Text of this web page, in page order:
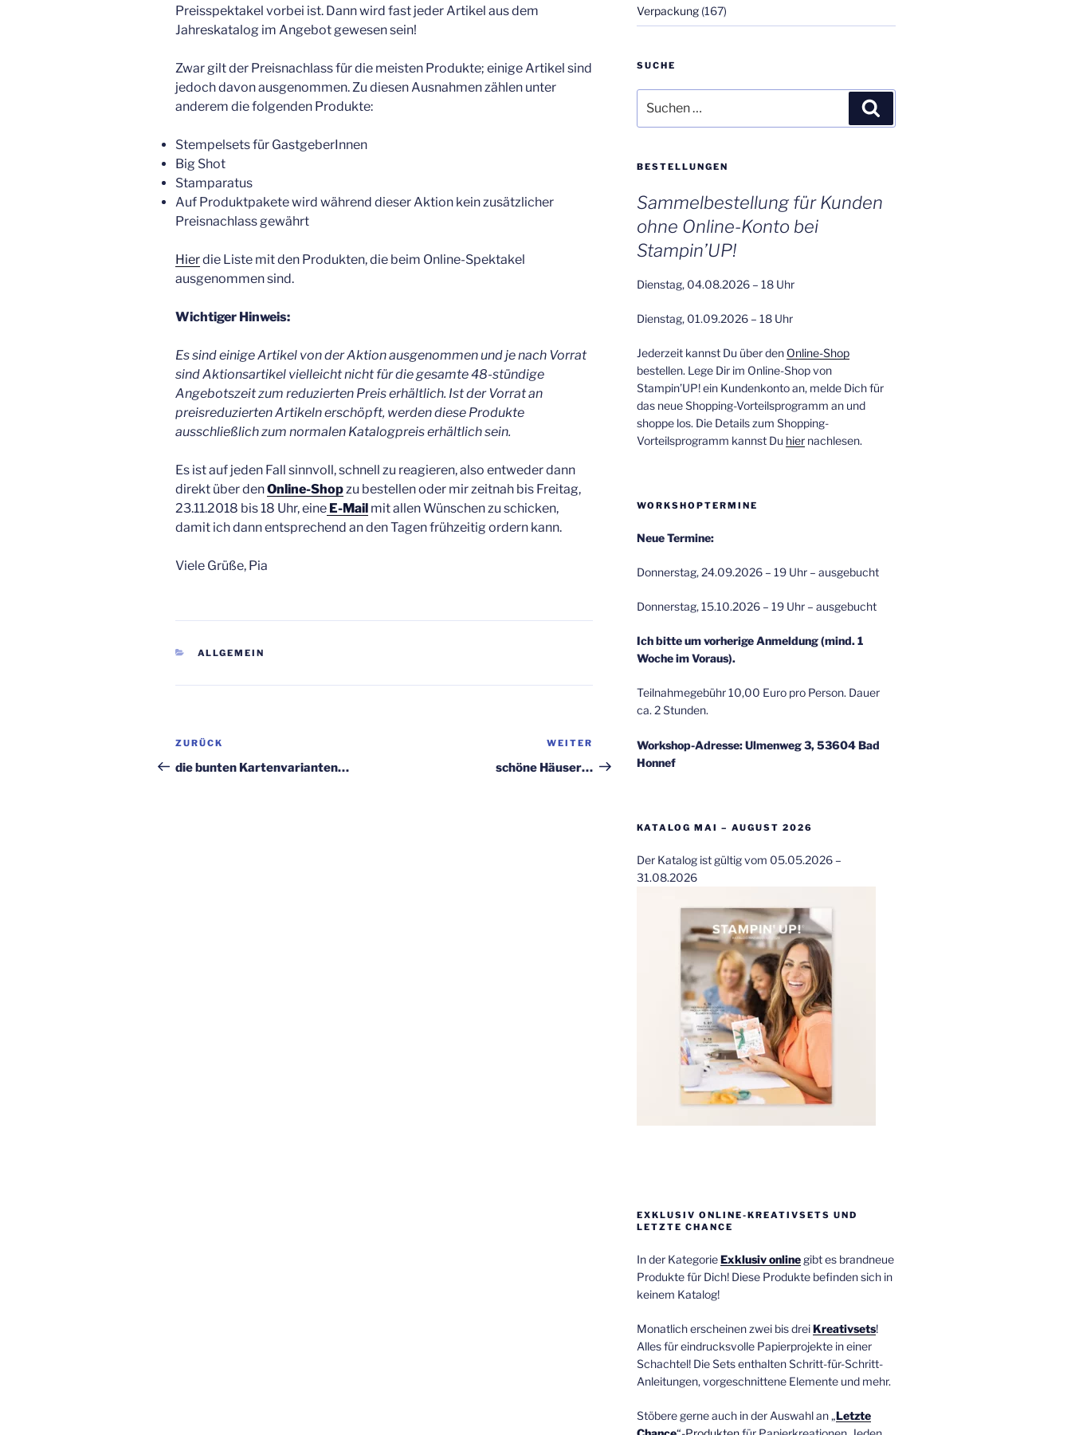
Preisspektakel vorbei ist. Dann wird fast jeder Artikel aus dem
Jahreskatalog im Angebot gewesen sein!
Zwar gilt der Preisnachlass für die meisten Produkte; einige Artikel sind
jedoch davon ausgenommen. Zu diesen Ausnahmen zählen unter
anderem die folgenden Produkte:
Stempelsets für GastgeberInnen
Big Shot
Stamparatus
Auf Produktpakete wird während dieser Aktion kein zusätzlicher
Preisnachlass gewährt
Hierdie Liste mit den Produkten, die beim Online-Spektakel
ausgenommen sind.
Wichtiger Hinweis:
Es sind einige Artikel von der Aktion ausgenommen und je nach Vorrat
sind Aktionsartikel vielleicht nicht für die gesamte 48-stündige
Angebotszeit zum reduzierten Preis erhältlich. Ist der Vorrat an
preisreduzierten Artikeln erschöpft, werden diese Produkte
ausschließlich zum normalen Katalogpreis erhältlich sein.
Es ist auf jeden Fall sinnvoll, schnell zu reagieren, also entweder dann
direkt über denOnline-Shopzu bestellen oder mir zeitnah bis Freitag,
23.11.2018 bis 18 Uhr, eine E-Mail mit allen Wünschen zu schicken,
damit ich dann entsprechend an den Tagen frühzeitig ordern kann.
Viele Grüße, Pia
KATEGORIEN
ALLGEMEIN
Beitragsnavigation
Vorheriger
Beitrag
ZURÜCK
die bunten Kartenvarianten…
Nächster
Beitrag
WEITER
schöne Häuser…
Verpackung(167)
SUCHE
nach:
BESTELLUNGEN
Sammelbestellung für Kunden
ohne Online-Konto bei
Stampin’UP!
Dienstag, 04.08.2026 – 18 Uhr
Dienstag, 01.09.2026 – 18 Uhr
Jederzeit kannst Du über den Online-Shop
bestellen. Lege Dir im Online-Shop von
Stampin’UP! ein Kundenkonto an, melde Dich für
das neue Shopping-Vorteilsprogramm an und
shoppe los. Die Details zum Shopping-
Vorteilsprogramm kannst Du hiernachlesen.
WORKSHOPTERMINE
Neue Termine:
Donnerstag, 24.09.2026 – 19 Uhr – ausgebucht
Donnerstag, 15.10.2026 – 19 Uhr – ausgebucht
Ich bitte um vorherige Anmeldung (mind. 1
Woche im Voraus).
Teilnahmegebühr 10,00 Euro pro Person. Dauer
ca. 2 Stunden.
Workshop-Adresse: Ulmenweg 3, 53604 Bad
Honnef
KATALOG MAI – AUGUST 2026
Der Katalog ist gültig vom 05.05.2026 –
31.08.2026
EXKLUSIV ONLINE-KREATIVSETS UND
LETZTE CHANCE
In der KategorieExklusiv onlinegibt es brandneue
Produkte für Dich! Diese Produkte befinden sich in
keinem Katalog!
Monatlich erscheinen zwei bis drei Kreativsets!
Alles für eindrucksvolle Papierprojekte in einer
Schachtel! Die Sets enthalten Schritt-für-Schritt-
Anleitungen, vorgeschnittene Elemente und mehr.
Stöbere gerne auch in der Auswahl an „Letzte